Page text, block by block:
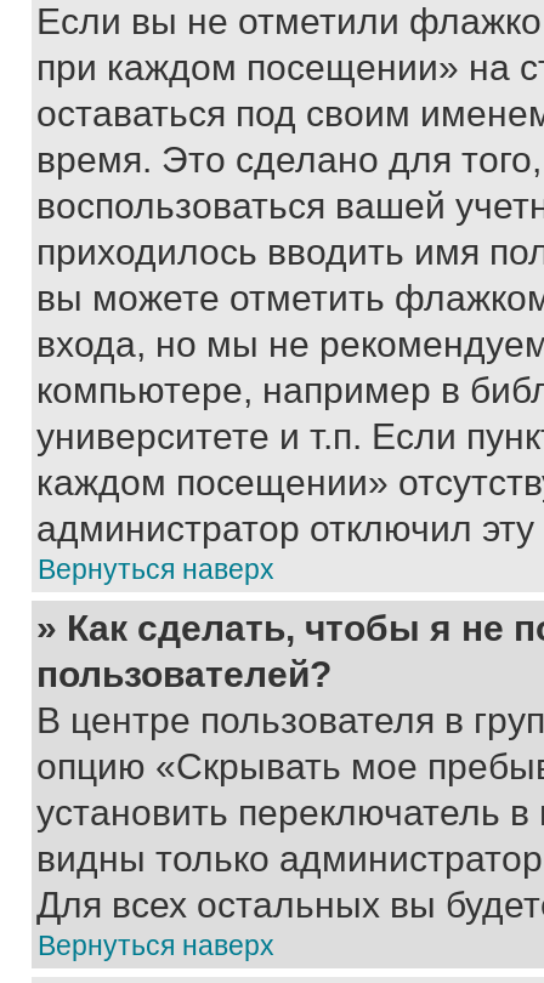
Если вы не отметили
при каждом посещении» на
оставаться под своим
время. Это сделано для
воспользоваться вашей
приходилось вводить имя
вы можете отметить
входа, но мы не
компьютере, например в
университете и т.п. Если
каждом посещении»
администратор отключил
Вернуться наверх
» Как сделать, чтобы я не
пользователей?
В центре пользователя в
опцию «Скрывать мое
установить переключатель
видны только
Для всех остальных вы
Вернуться наверх